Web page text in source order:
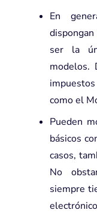
En
ser la
modelos.
como el
Pueden
básicos
casos,
No
siempre